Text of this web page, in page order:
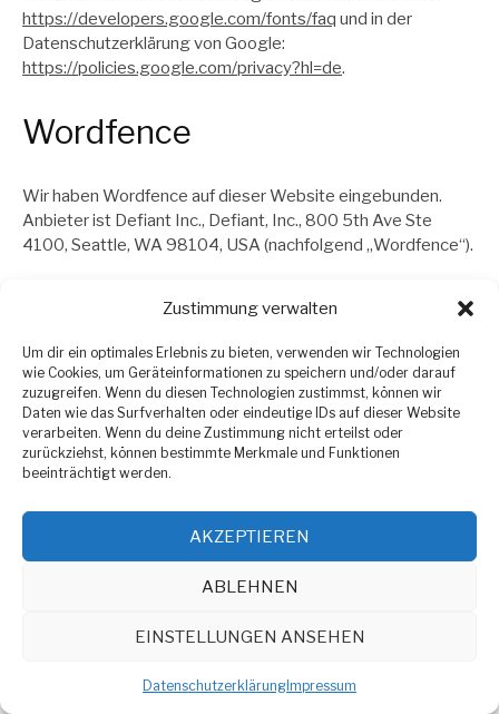
Zustimmung verwalten
Um dir ein optimales Erlebnis zu bieten, verwenden wir Technologien
wie Cookies, um Geräteinformationen zu speichern und/oder darauf
zuzugreifen. Wenn du diesen Technologien zustimmst, können wir
Daten wie das Surfverhalten oder eindeutige IDs auf dieser Website
verarbeiten. Wenn du deine Zustimmung nicht erteilst oder
zurückziehst, können bestimmte Merkmale und Funktionen
beeinträchtigt werden.
AKZEPTIEREN
ABLEHNEN
EINSTELLUNGEN ANSEHEN
Datenschutzerklärung Impressum
https://developers.google.com/fonts/faq und in der
Datenschutzerklärung von Google:
https://policies.google.com/privacy?hl=de.
Wordfence
Wir haben Wordfence auf dieser Website eingebunden.
Anbieter ist Defiant Inc., Defiant, Inc., 800 5th Ave Ste
4100, Seattle, WA 98104, USA (nachfolgend „Wordfence“).
unerwünschten Zugriffen oder bösartigen Cyberattacken.
Zu diesem Zweck stellt unsere Website eine dauerhafte
Verbindung zu den Servern von Wordfence her, damit
Wordfence seine Datenbanken mit den auf unserer Website
getätigten Zugriffen abgleichen und ggf. blockieren kann.
Die Verwendung von Wordfence erfolgt auf Grundlage von
berechtigtes Interesse an einem möglichst effektiven
Schutz seiner Website vor Cyberattacken. Sofern eine
entsprechende Einwilligung abgefragt wurde, erfolgt die
Verarbeitung ausschließlich auf Grundlage von Art. 6 Abs. 1
die Speicherung von Cookies oder den Zugriff auf
Fingerprinting) im Sinne des TDDDG umfasst. Die